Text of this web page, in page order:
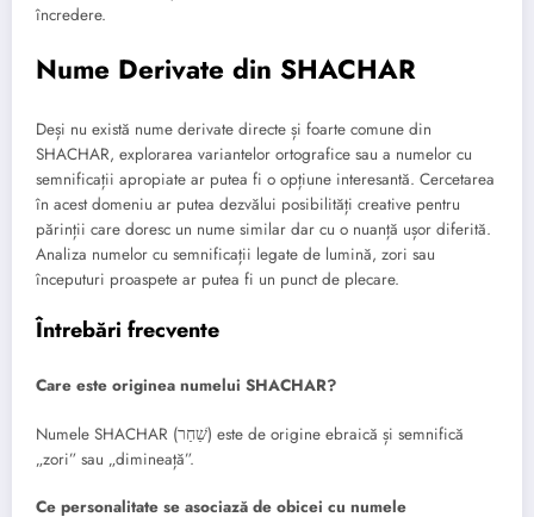
încredere.
Nume Derivate din SHACHAR
Deși nu există nume derivate directe și foarte comune din
SHACHAR, explorarea variantelor ortografice sau a numelor cu
semnificații apropiate ar putea fi o opțiune interesantă. Cercetarea
în acest domeniu ar putea dezvălui posibilități creative pentru
părinții care doresc un nume similar dar cu o nuanță ușor diferită.
Analiza numelor cu semnificații legate de lumină, zori sau
începuturi proaspete ar putea fi un punct de plecare.
Întrebări frecvente
Care este originea numelui SHACHAR?
Numele SHACHAR (שַׁחַר) este de origine ebraică și semnifică
„zori” sau „dimineață”.
Ce personalitate se asociază de obicei cu numele